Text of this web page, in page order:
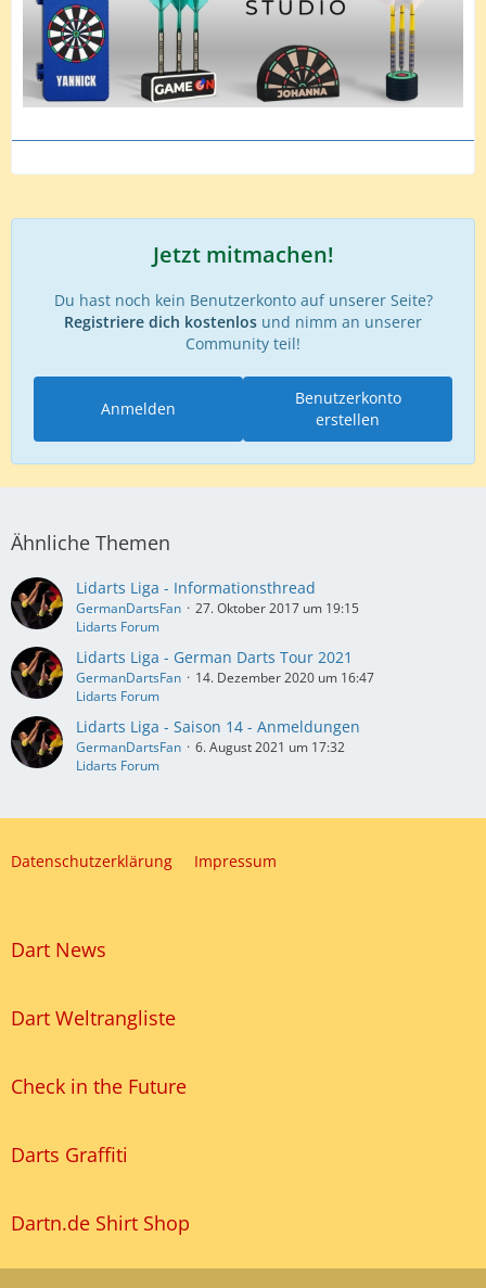
Jetzt mitmachen!
Du hast noch kein Benutzerkonto auf unserer Seite?
Registriere dich kostenlos und nimm an unserer
Community teil!
Benutzerkonto
erstellen
Anmelden
Ähnliche Themen
Lidarts Liga - Informationsthread
GermanDartsFan
27. Oktober 2017 um 19:15
Lidarts Forum
Lidarts Liga - German Darts Tour 2021
GermanDartsFan
14. Dezember 2020 um 16:47
Lidarts Forum
Lidarts Liga - Saison 14 - Anmeldungen
GermanDartsFan
6. August 2021 um 17:32
Lidarts Forum
Datenschutzerklärung Impressum
Dart News
Dart Weltrangliste
Check in the Future
Darts Graffiti
Dartn.de Shirt Shop